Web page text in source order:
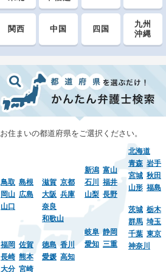
関西 中国 四国
九州
沖縄
お住まいの都道府県をご選択ください。
北海道
青森 岩手
宮城 秋田
山形 福島
新潟 富山
石川
福井
山梨 長野
茨城 栃木
群馬 埼玉
千葉 東京
神奈川
岐阜 静岡
愛知 三重
滋賀 京都
大阪 兵庫
奈良
和歌山
鳥取 島根
岡山 広島
山口
徳島 香川
愛媛 高知
福岡
佐賀
長崎 熊本
大分 宮崎